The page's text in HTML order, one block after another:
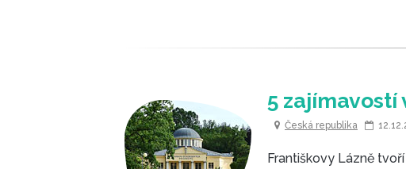
5 zajímavostí
Česká republika
Františkovy Lázně